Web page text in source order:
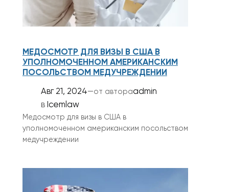
МЕДОСМОТР ДЛЯ ВИЗЫ В США В
УПОЛНОМОЧЕННОМ АМЕРИКАНСКИМ
ПОСОЛЬСТВОМ МЕДУЧРЕЖДЕНИИ
Авг 21, 2024—от автораadmin
в Icemlaw
Медосмотр для визы в США в
уполномоченном американским посольством
медучреждении